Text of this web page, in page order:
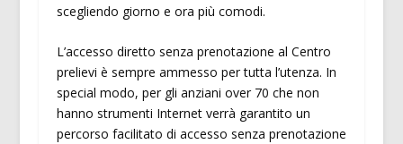
scegliendo giorno e ora più comodi.
L’accesso diretto senza prenotazione al Centro
prelievi è sempre ammesso per tutta l’utenza. In
special modo, per gli anziani over 70 che non
hanno strumenti Internet verrà garantito un
percorso facilitato di accesso senza prenotazione